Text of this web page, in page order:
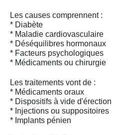
Les causes comprennent :
* Diabète
* Maladie cardiovasculaire
* Déséquilibres hormonaux
* Facteurs psychologiques
* Médicaments ou chirurgie
Les traitements vont de :
* Médicaments oraux
* Dispositifs à vide d'érection
* Injections ou suppositoires
* Implants pénien